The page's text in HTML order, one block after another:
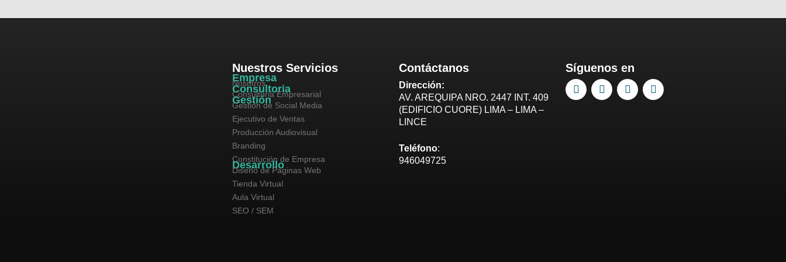
Nuestros Servicios
Empresa
Nosotros
Consultoria
Consultoria Empresarial
Gestión
Gestión de Social Media
Ejecutivo de Ventas
Producción Audiovisual
Branding
Constitución de Empresa
Desarrollo
Diseño de Páginas Web
Tienda Virtual
Aula Virtual
SEO / SEM
Contáctanos
Dirección:
AV. AREQUIPA NRO. 2447 INT. 409
(EDIFICIO CUORE) LIMA – LIMA –
LINCE
Teléfono:
946049725
Síguenos en